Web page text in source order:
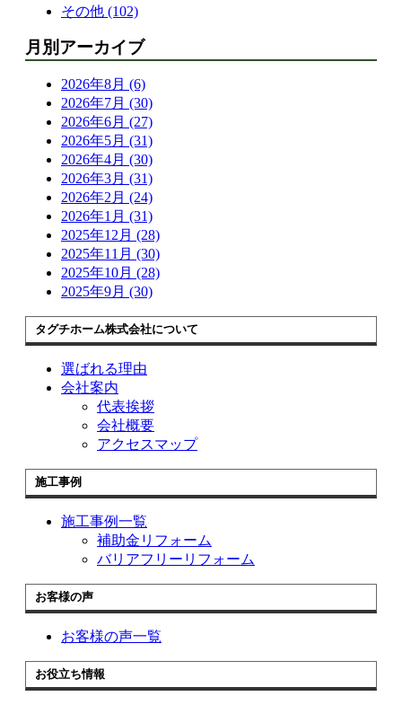
その他 (102)
月別アーカイブ
2026年8月 (6)
2026年7月 (30)
2026年6月 (27)
2026年5月 (31)
2026年4月 (30)
2026年3月 (31)
2026年2月 (24)
2026年1月 (31)
2025年12月 (28)
2025年11月 (30)
2025年10月 (28)
2025年9月 (30)
タグチホーム株式会社について
選ばれる理由
会社案内
代表挨拶
会社概要
アクセスマップ
施工事例
施工事例一覧
補助金リフォーム
バリアフリーリフォーム
お客様の声
お客様の声一覧
お役立ち情報